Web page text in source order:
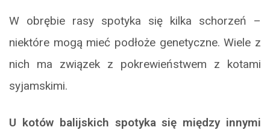
W obrębie rasy spotyka się kilka schorzeń –
niektóre mogą mieć podłoże genetyczne. Wiele z
nich ma związek z pokrewieństwem z kotami
syjamskimi.
U kotów balijskich spotyka się między innymi